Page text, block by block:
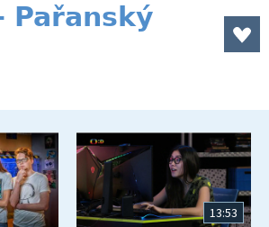
Pařanský
13:53